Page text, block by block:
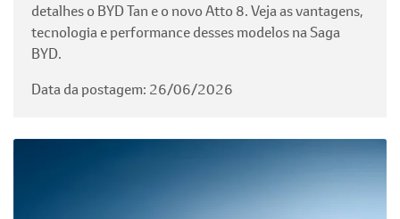
detalhes o BYD Tan e o novo Atto 8. Veja as vantagens,
tecnologia e performance desses modelos na Saga
BYD.
Data da postagem: 26/06/2026